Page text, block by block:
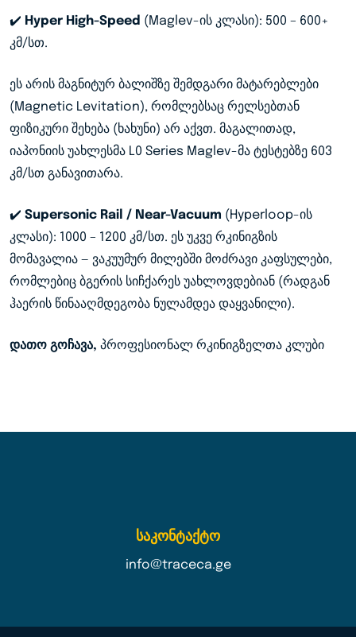
✔️ Hyper High-Speed (Maglev-ის კლასი): 500 – 600+
კმ/სთ.
ეს არის მაგნიტურ ბალიშზე შემდგარი მატარებლები
(Magnetic Levitation), რომლებსაც რელსებთან
ფიზიკური შეხება (ხახუნი) არ აქვთ. მაგალითად,
იაპონიის უახლესმა L0 Series Maglev-მა ტესტებზე 603
კმ/სთ განავითარა.
✔️ Supersonic Rail / Near-Vacuum (Hyperloop-ის
კლასი): 1000 – 1200 კმ/სთ. ეს უკვე რკინიგზის
მომავალია — ვაკუუმურ მილებში მოძრავი კაფსულები,
რომლებიც ბგერის სიჩქარეს უახლოვდებიან (რადგან
ჰაერის წინააღმდეგობა ნულამდეა დაყვანილი).
დათო გოჩავა, პროფესიონალ რკინიგზელთა კლუბი
საკონტაქტო
info@traceca.ge